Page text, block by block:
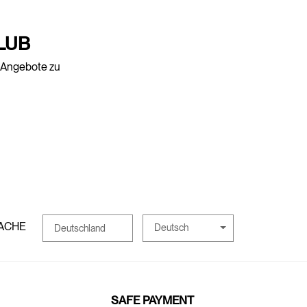
zu
Deutschland Deutsch
SAFE PAYMENT